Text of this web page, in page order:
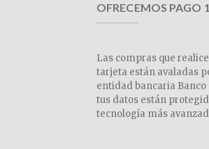
OFRECEMOS PAGO
Las compras que
tarjeta están avaladas
entidad bancaria
tus datos están
tecnología más